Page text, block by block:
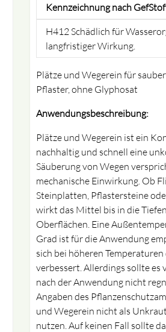
Kennzeichnung nach
H412 Schädlich für
langfristiger Wirkung.
Plätze und Wegerein für
Pflaster, ohne Glyphosat
Anwendungsbeschreibung:
Plätze und Wegerein ist ein
nachhaltig und schnell eine
Säuberung von Wegen
mechanische Einwirkung. Ob
Steinplatten, Pflastersteine
wirkt das Mittel bis in die
Oberflächen. Eine
Grad ist für die Anwendung
sich bei höheren
verbessert. Allerdings sollte es
nach der Anwendung nicht
Angaben des
und Wegerein nicht als
nutzen. Auf keinen Fall sollte